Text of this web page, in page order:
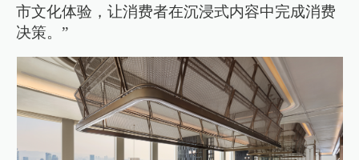
市文化体验，让消费者在沉浸式内容中完成消费
决策。”